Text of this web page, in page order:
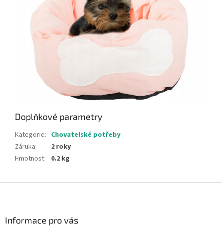
Doplňkové parametry
Kategorie: Chovatelské potřeby
Záruka:
2 roky
Hmotnost: 0.2 kg
Informace pro vás